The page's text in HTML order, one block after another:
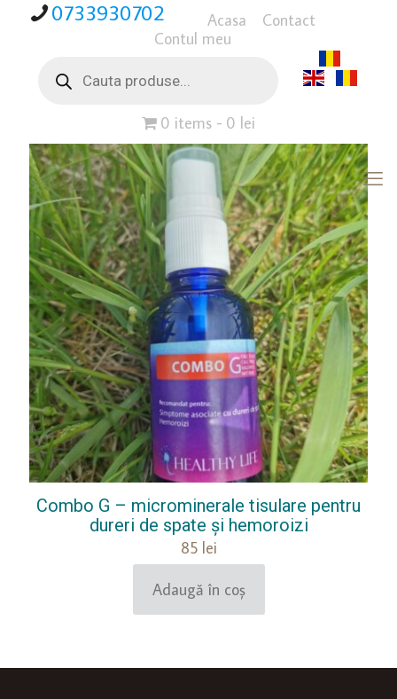
0733930702 Acasa
Contact
Contul meu
search
0 items 0 lei
Combo G – microminerale tisulare pentru
dureri de spate și hemoroizi
85 lei
Adaugă în coș